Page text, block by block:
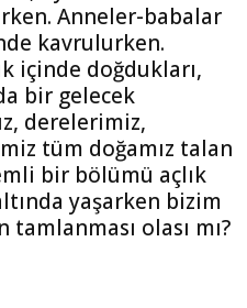
Anneler-babalar
kavrulurken.
içinde doğdukları,
bir gelecek
derelerimiz,
tüm doğamız talan
bir bölümü açlık
yaşarken bizim
tamlanması olası mı?